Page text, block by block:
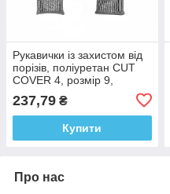
Рукавички із захистом від
порізів, поліуретан CUT
COVER 4, розмір 9,
237,79 ₴
Купити
Про нас